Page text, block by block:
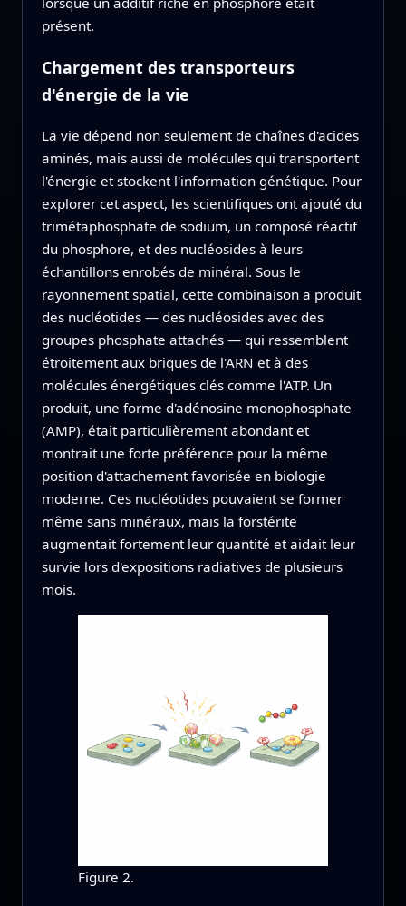
présent.
Chargement des transporteurs
d'énergie de la vie
La vie dépend non seulement de chaînes d'acides
aminés, mais aussi de molécules qui transportent
l'énergie et stockent l'information génétique. Pour
explorer cet aspect, les scientifiques ont ajouté du
trimétaphosphate de sodium, un composé réactif
du phosphore, et des nucléosides à leurs
échantillons enrobés de minéral. Sous le
rayonnement spatial, cette combinaison a produit
des nucléotides — des nucléosides avec des
groupes phosphate attachés — qui ressemblent
étroitement aux briques de l'ARN et à des
molécules énergétiques clés comme l'ATP. Un
produit, une forme d'adénosine monophosphate
(AMP), était particulièrement abondant et
montrait une forte préférence pour la même
position d'attachement favorisée en biologie
moderne. Ces nucléotides pouvaient se former
même sans minéraux, mais la forstérite
augmentait fortement leur quantité et aidait leur
survie lors d'expositions radiatives de plusieurs
mois.
Figure 2.